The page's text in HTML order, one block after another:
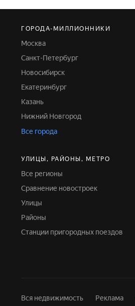
ГОРОДА-МИЛЛИОННИКИ
Москва
Санкт-Петербург
Новосибирск
Екатеринбург
Казань
Нижний Новгород
Все города
УЛИЦЫ, РАЙОНЫ, МЕТРО
Все регионы
Сравнение новостроек
Улицы
Районы
Станции пригородных поездов
Вся недвижимость Реклама